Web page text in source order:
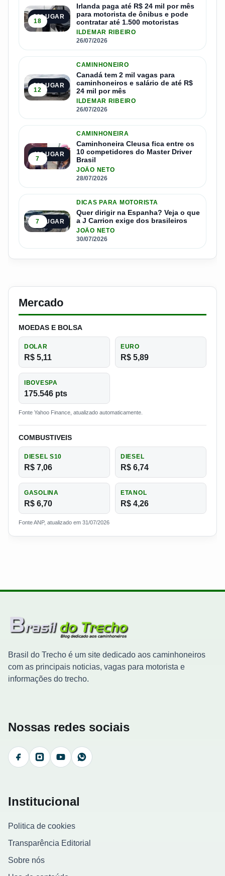
2º LUGAR
18
Irlanda paga até R$ 24 mil por mês
para motorista de ônibus e pode
contratar até 1.500 motoristas
ILDEMAR RIBEIRO
26/07/2026
3º LUGAR
12
CAMINHONEIRO
Canadá tem 2 mil vagas para
caminhoneiros e salário de até R$
24 mil por mês
ILDEMAR RIBEIRO
26/07/2026
4º LUGAR
7
CAMINHONEIRA
Caminhoneira Cleusa fica entre os
10 competidores do Master Driver
Brasil
JOÃO NETO
28/07/2026
5º LUGAR
7
DICAS PARA MOTORISTA
Quer dirigir na Espanha? Veja o que
a J Carrion exige dos brasileiros
JOÃO NETO
30/07/2026
Mercado
MOEDAS E BOLSA
DOLAR
R$ 5,11
EURO
R$ 5,89
IBOVESPA
175.546 pts
Fonte Yahoo Finance, atualizado automaticamente.
COMBUSTIVEIS
DIESEL S10
R$ 7,06
DIESEL
R$ 6,74
GASOLINA
R$ 6,70
ETANOL
R$ 4,26
Fonte ANP, atualizado em 31/07/2026
Brasil do Trecho é um site dedicado aos caminhoneiros
com as principais noticias, vagas para motorista e
informações do trecho.
Nossas redes sociais
FacebookInstagramYouTubeWhatsApp
Institucional
Politica de cookies
Transparência Editorial
Sobre nós